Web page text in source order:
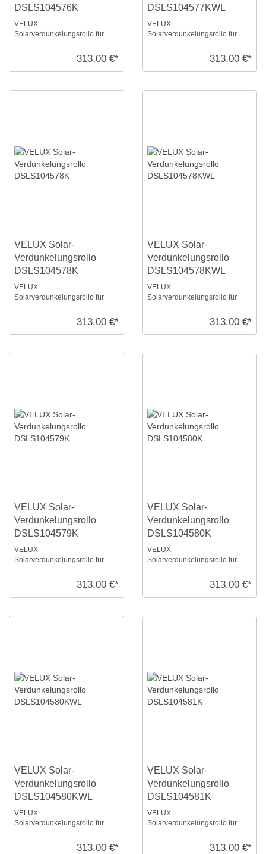
DSLS104576K
VELUX
Solarverdunkelungsrollo für
alu Schiene, io-homecontrol
313,00 €*
DSLS104577KWL
VELUX
Solarverdunkelungsrollo für
weiße Schiene, io-homecontrol
313,00 €*
VELUX Solar-
Verdunkelungsrollo
DSLS104578K
VELUX
Solarverdunkelungsrollo für
alu Schiene, io-homecontrol
313,00 €*
VELUX Solar-
Verdunkelungsrollo
DSLS104578KWL
VELUX
Solarverdunkelungsrollo für
weiße Schiene, io-homecontrol
313,00 €*
VELUX Solar-
Verdunkelungsrollo
DSLS104579K
VELUX
Solarverdunkelungsrollo für
gepunktet, alu Schiene, io-
313,00 €*
VELUX Solar-
Verdunkelungsrollo
DSLS104580K
VELUX
Solarverdunkelungsrollo für
alu Schiene, io-homecontrol
313,00 €*
VELUX Solar-
Verdunkelungsrollo
DSLS104580KWL
VELUX
Solarverdunkelungsrollo für
weiße Schiene, io-homecontrol
313,00 €*
VELUX Solar-
Verdunkelungsrollo
DSLS104581K
VELUX
Solarverdunkelungsrollo für
alu Schiene, io-homecontrol
313,00 €*